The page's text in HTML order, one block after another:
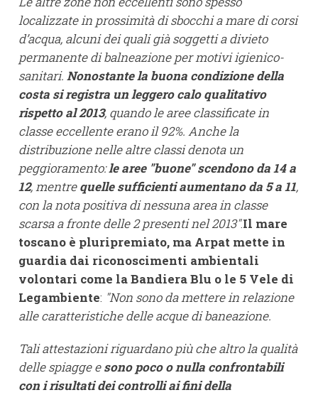
localizzate in prossimità di sbocchi a mare di corsi
d’acqua, alcuni dei quali già soggetti a divieto
permanente di balneazione per motivi igienico-
sanitari. Nonostante la buona condizione della
costa si registra un leggero calo qualitativo
rispetto al 2013, quando le aree classificate in
classe eccellente erano il 92%. Anche la
distribuzione nelle altre classi denota un
peggioramento:le aree "buone" scendono da 14 a
12, mentrequelle sufficienti aumentano da 5 a 11,
con la nota positiva di nessuna area in classe
scarsa a fronte delle 2 presenti nel 2013".Il mare
toscano è pluripremiato, ma Arpat mette in
guardia dai riconoscimenti ambientali
volontari come la Bandiera Blu o le 5 Vele di
Legambiente: "Non sono da mettere in relazione
alle caratteristiche delle acque di baneazione.
Tali attestazioni riguardano più che altro la qualità
delle spiagge esono poco o nulla confrontabili
con i risultati dei controlli ai fini della